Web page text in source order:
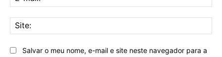
Salvar o meu nome, e-mail e site neste navegador para a